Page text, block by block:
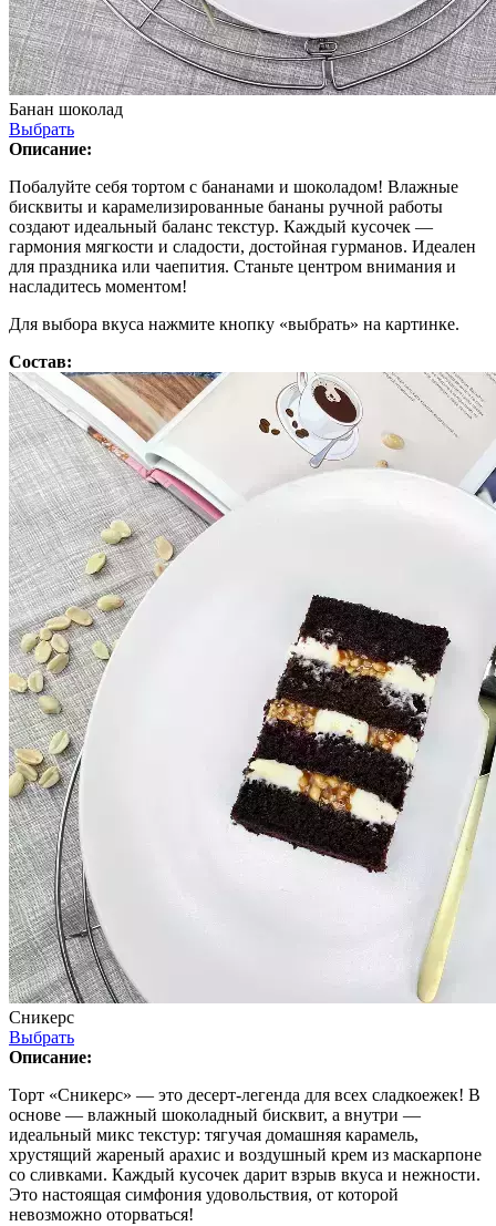
Банан шоколад
Выбрать
Описание:
Побалуйте себя тортом с бананами и шоколадом! Влажные
бисквиты и карамелизированные бананы ручной работы
создают идеальный баланс текстур. Каждый кусочек —
гармония мягкости и сладости, достойная гурманов. Идеален
для праздника или чаепития. Станьте центром внимания и
насладитесь моментом!
Для выбора вкуса нажмите кнопку «выбрать» на картинке.
Состав:
Сникерс
Выбрать
Описание:
Торт «Сникерс» — это десерт-легенда для всех сладкоежек! В
основе — влажный шоколадный бисквит, а внутри —
идеальный микс текстур: тягучая домашняя карамель,
хрустящий жареный арахис и воздушный крем из маскарпоне
со сливками. Каждый кусочек дарит взрыв вкуса и нежности.
Это настоящая симфония удовольствия, от которой
невозможно оторваться!